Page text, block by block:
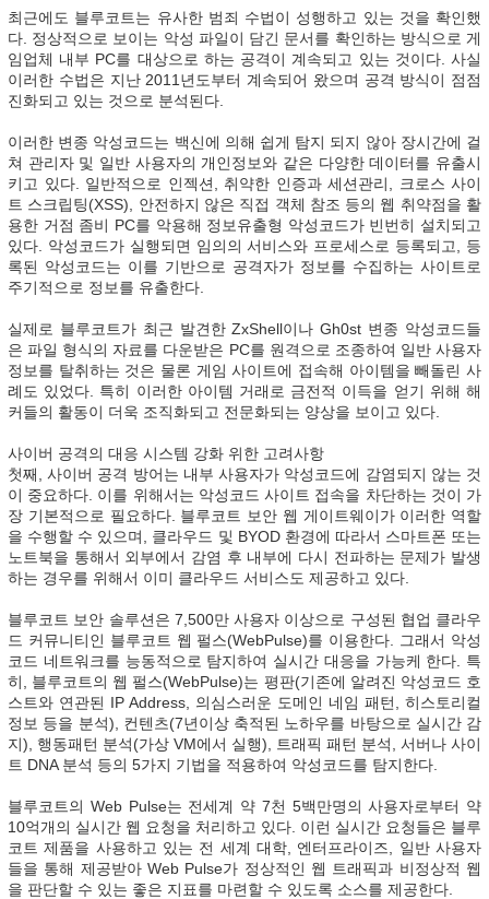
최근에도 블루코트는 유사한 범죄 수법이 성행하고 있는 것을 확인했
다. 정상적으로 보이는 악성 파일이 담긴 문서를 확인하는 방식으로 게
임업체 내부 PC를 대상으로 하는 공격이 계속되고 있는 것이다. 사실
이러한 수법은 지난 2011년도부터 계속되어 왔으며 공격 방식이 점점
진화되고 있는 것으로 분석된다.
이러한 변종 악성코드는 백신에 의해 쉽게 탐지 되지 않아 장시간에 걸
쳐 관리자 및 일반 사용자의 개인정보와 같은 다양한 데이터를 유출시
키고 있다. 일반적으로 인젝션, 취약한 인증과 세션관리, 크로스 사이
트 스크립팅(XSS), 안전하지 않은 직접 객체 참조 등의 웹 취약점을 활
용한 거점 좀비 PC를 악용해 정보유출형 악성코드가 빈번히 설치되고
있다. 악성코드가 실행되면 임의의 서비스와 프로세스로 등록되고, 등
록된 악성코드는 이를 기반으로 공격자가 정보를 수집하는 사이트로
주기적으로 정보를 유출한다.
실제로 블루코트가 최근 발견한 ZxShell이나 Gh0st 변종 악성코드들
은 파일 형식의 자료를 다운받은 PC를 원격으로 조종하여 일반 사용자
정보를 탈취하는 것은 물론 게임 사이트에 접속해 아이템을 빼돌린 사
례도 있었다. 특히 이러한 아이템 거래로 금전적 이득을 얻기 위해 해
커들의 활동이 더욱 조직화되고 전문화되는 양상을 보이고 있다.
사이버 공격의 대응 시스템 강화 위한 고려사항
첫째, 사이버 공격 방어는 내부 사용자가 악성코드에 감염되지 않는 것
이 중요하다. 이를 위해서는 악성코드 사이트 접속을 차단하는 것이 가
장 기본적으로 필요하다. 블루코트 보안 웹 게이트웨이가 이러한 역할
을 수행할 수 있으며, 클라우드 및 BYOD 환경에 따라서 스마트폰 또는
노트북을 통해서 외부에서 감염 후 내부에 다시 전파하는 문제가 발생
하는 경우를 위해서 이미 클라우드 서비스도 제공하고 있다.
블루코트 보안 솔루션은 7,500만 사용자 이상으로 구성된 협업 클라우
드 커뮤니티인 블루코트 웹 펄스(WebPulse)를 이용한다. 그래서 악성
코드 네트워크를 능동적으로 탐지하여 실시간 대응을 가능케 한다. 특
히, 블루코트의 웹 펄스(WebPulse)는 평판(기존에 알려진 악성코드 호
스트와 연관된 IP Address, 의심스러운 도메인 네임 패턴, 히스토리컬
정보 등을 분석), 컨텐츠(7년이상 축적된 노하우를 바탕으로 실시간 감
지), 행동패턴 분석(가상 VM에서 실행), 트래픽 패턴 분석, 서버나 사이
트 DNA 분석 등의 5가지 기법을 적용하여 악성코드를 탐지한다.
블루코트의 Web Pulse는 전세계 약 7천 5백만명의 사용자로부터 약
10억개의 실시간 웹 요청을 처리하고 있다. 이런 실시간 요청들은 블루
코트 제품을 사용하고 있는 전 세계 대학, 엔터프라이즈, 일반 사용자
들을 통해 제공받아 Web Pulse가 정상적인 웹 트래픽과 비정상적 웹
을 판단할 수 있는 좋은 지표를 마련할 수 있도록 소스를 제공한다.